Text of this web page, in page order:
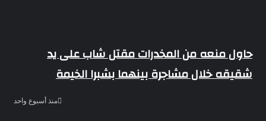
حاول منعه من المخدرات مقتل شاب على يد
شقيقه خلال مشاجرة بينهما بشبرا الخيمة
منذ أسبوع واحد